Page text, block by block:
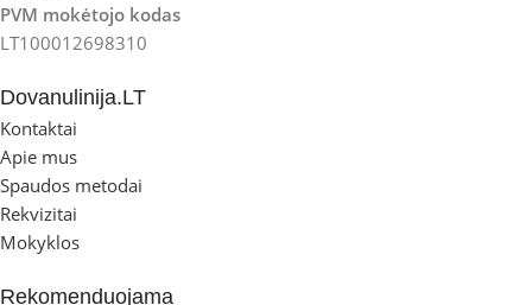
PVM mokėtojo kodas
LT100012698310
Dovanulinija.LT
Kontaktai
Apie mus
Spaudos metodai
Rekvizitai
Mokyklos
Rekomenduojama